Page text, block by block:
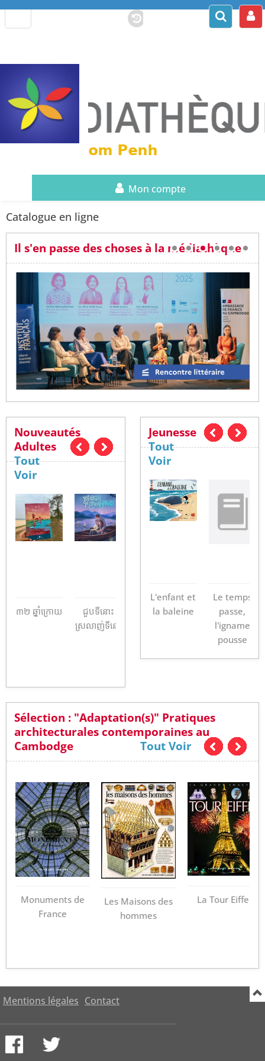
Mon compte
Catalogue en ligne
Il s'en passe des choses à la médiathèque
Nouveautés
Adultes
Tout
Voir
៣២​ ឆ្នាំក្រោយ​
ជួបទីនោះ
ស្រលាញ់ទីនេះ
Vivre avec Paris
Jeunesse
Tout
Voir
L'enfant et
la baleine
Le temps
passe,
l'igname
pousse
Sélection : "Adaptation(s)" Pratiques
architecturales contemporaines au
Cambodge
Tout Voir
Monuments de
France
Les Maisons des
hommes
La Tour Eiffel
Mentions légales Contact